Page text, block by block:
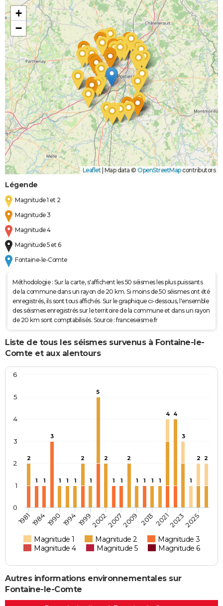
+
−
Leaflet Map data © OpenStreetMapcontributors
Légende
Magnitude 1 et 2
Magnitude 3
Magnitude 4
Magnitude 5 et 6
Fontaine-le-Comte
Méthodologie : Sur la carte, s'affichent les 50 séismes les plus puissants
de la commune dans un rayon de 20 km. Si moins de 50 séismes ont été
enregistrés, ils sont tous affichés. Sur le graphique ci-dessous, l'ensemble
des séismes enregistrés sur le territoire de la commune et dans un rayon
de 20 km sont comptabilisés. Source : franceseisme.fr
Liste de tous les séismes survenus à Fontaine-le-
Comte et aux alentours
2
1 1
3
1 1 1
2
1
5
2
1 1
2
1 1 1 1
4 4
3
1
2 2
Magnitude 1 Magnitude 2
Magnitude 3
Magnitude 4
Magnitude 5 Magnitude 6
19811984199019941999200220072009 2013202120232025
0
1
2
3
4
5
6
Autres informations environnementales sur
Fontaine-le-Comte